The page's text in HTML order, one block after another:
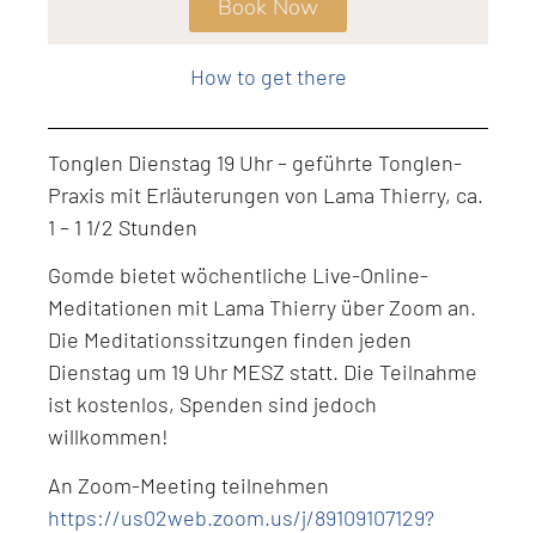
Book Now
How to get there
Tonglen Dienstag 19 Uhr – geführte Tonglen-
Praxis mit Erläuterungen von Lama Thierry, ca.
1 – 1 1/2 Stunden
Gomde bietet wöchentliche Live-Online-
Meditationen mit Lama Thierry über Zoom an.
Die Meditationssitzungen finden jeden
Dienstag um 19 Uhr MESZ statt. Die Teilnahme
ist kostenlos, Spenden sind jedoch
willkommen!
An Zoom-Meeting teilnehmen
https://us02web.zoom.us/j/89109107129?